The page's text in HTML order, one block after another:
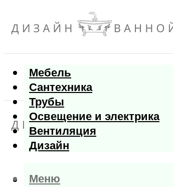
Мебель
Сантехника
Трубы
Освещение и электрика
Вентиляция
Дизайн
Меню
Меню